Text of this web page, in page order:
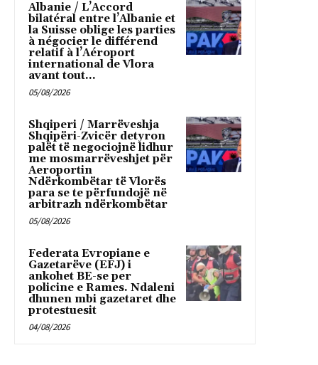
Albanie / L’Accord
bilatéral entre l’Albanie et
la Suisse oblige les parties
à négocier le différend
relatif à l’Aéroport
international de Vlora
avant tout...
05/08/2026
Shqiperi / Marrëveshja
Shqipëri-Zvicër detyron
palët të negociojnë lidhur
me mosmarrëveshjet për
Aeroportin
Ndërkombëtar të Vlorës
para se te përfundojë në
arbitrazh ndërkombëtar
05/08/2026
Federata Evropiane e
Gazetarëve (EFJ) i
ankohet BE-se per
policine e Rames. Ndaleni
dhunen mbi gazetaret dhe
protestuesit
04/08/2026